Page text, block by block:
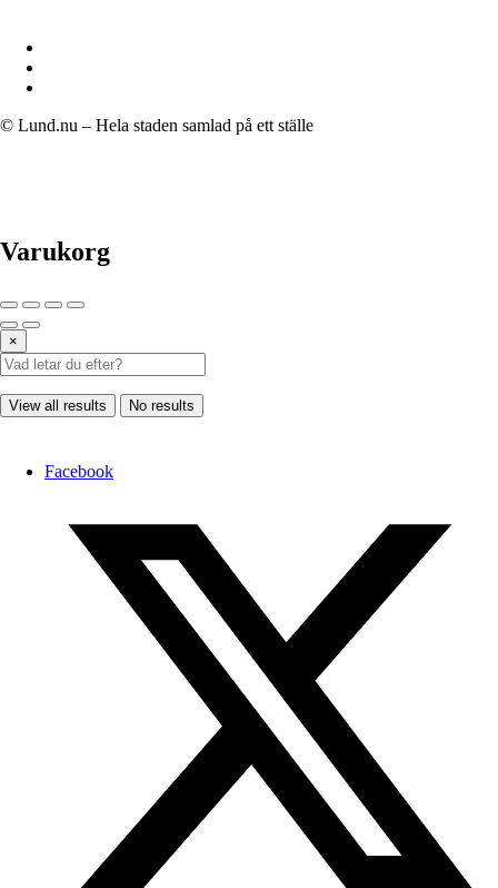
© Lund.nu – Hela staden samlad på ett ställe
Varukorg
×
View all results No results
Facebook